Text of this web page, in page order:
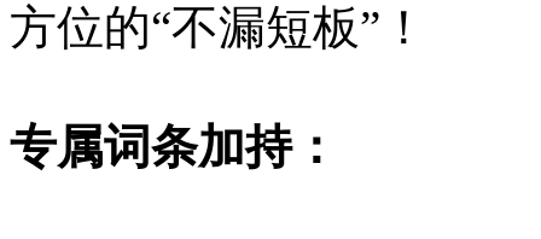
方位的“不漏短板”！
专属词条加持：